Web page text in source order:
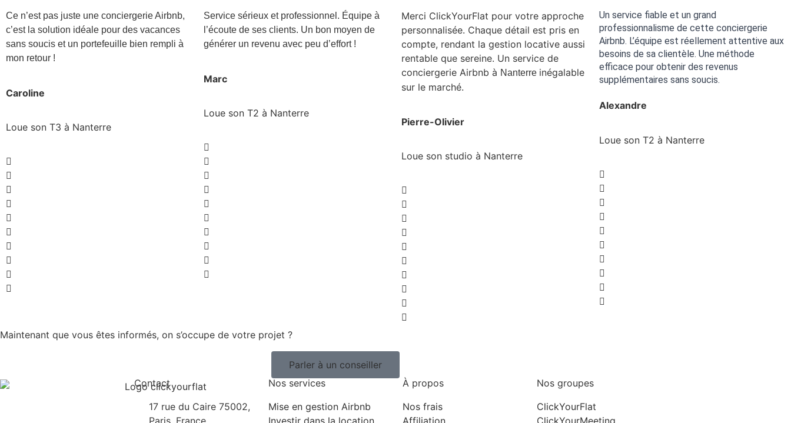
Ce n’est pas juste une conciergerie Airbnb,
c’est la solution idéale pour des vacances
sans soucis et un portefeuille bien rempli à
mon retour !
Caroline
Loue son T3 à Nanterre
Service sérieux et professionnel. Équipe à
l’écoute de ses clients. Un bon moyen de
générer un revenu avec peu d’effort !
Marc
Loue son T2 à Nanterre
Merci ClickYourFlat pour votre approche
personnalisée. Chaque détail est pris en
compte, rendant la gestion locative aussi
rentable que sereine. Un service de
conciergerie Airbnb à Nanterre inégalable
sur le marché.
Pierre-Olivier
Loue son studio à Nanterre
Un service fiable et un grand
professionnalisme de cette conciergerie
Airbnb. L’équipe est réellement attentive aux
besoins de sa clientèle. Une méthode
efficace pour obtenir des revenus
supplémentaires sans soucis.
Alexandre
Loue son T2 à Nanterre
Maintenant que vous êtes informés, on s’occupe de votre projet ?
Parler à un conseiller
Contact
17 rue du Caire 75002,
Nos services
Mise en gestion Airbnb
À propos
Nos frais
Nos groupes
ClickYourFlat